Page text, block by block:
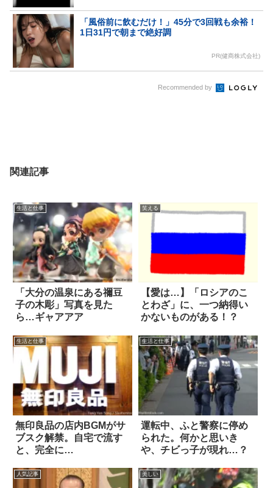
「風俗前に飲むだけ！」45分で3回戦も余裕！
1日31円で朝まで絶好調
PR(健商株式会社)
Recommended by
関連記事
生活と仕事
「大分の温泉にある禰豆
子の木彫」写真を見た
ら…ギャアアア
笑える
【愛は…】「ロシアのこ
とわざ」に、一つ納得い
かないものがある！？
生活と仕事
無印良品の店内BGMがサ
ブスク解禁。自宅で流す
と、完全に…
生活と仕事
運転中、ふと警察に停め
られた。何かと思いき
や、チビっ子が現れ…？
人気記事 美しい